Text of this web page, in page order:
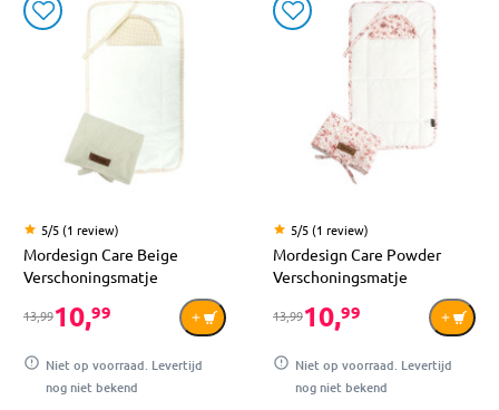
5/5 (1 review)
Mordesign Care Beige
Verschoningsmatje
13,9910,99
Niet op voorraad. Levertijd
nog niet bekend
5/5 (1 review)
Mordesign Care Powder
Verschoningsmatje
13,9910,99
Niet op voorraad. Levertijd
nog niet bekend